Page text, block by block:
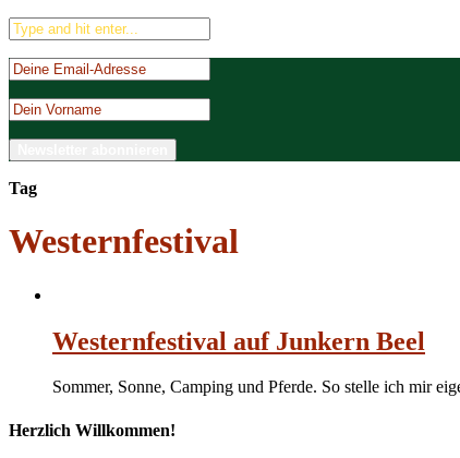
Tag
Westernfestival
Westernfestival auf Junkern Beel
Sommer, Sonne, Camping und Pferde. So stelle ich mir
Herzlich Willkommen!